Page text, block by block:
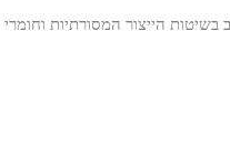
הייצור המסורתיות